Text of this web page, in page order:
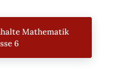
Mathematik
6